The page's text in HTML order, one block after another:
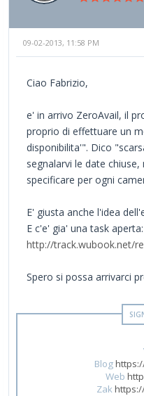
09-02-2013, 11:58 PM
Ciao Fabrizio,
e' in arrivo ZeroAvail, il
proprio di effettuare un
disponibilita'". Dico
segnalarvi le date
specificare per ogni
E' giusta anche l'idea
E c'e' gia' una task aperta:
http://track.wubook.net/
Spero si possa arrivarci
Blog
Web
Zak